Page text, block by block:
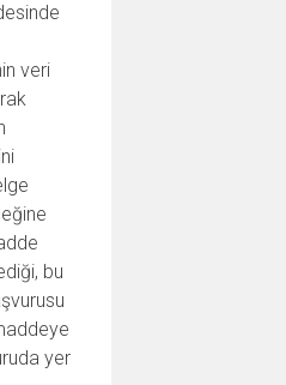
veri
bu
yer